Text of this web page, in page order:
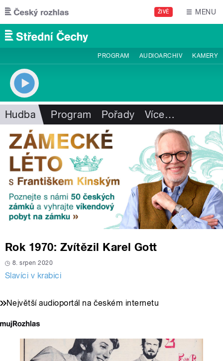
Přejít k hlavnímu obsahu
ŽIVĚ MENU
PROGRAM AUDIOARCHIV KAMERY
Hudba Program Pořady Více…
Rok 1970: Zvítězil Karel Gott
8. srpen 2020
Slavíci v krabici
Největší audioportál na českém internetu